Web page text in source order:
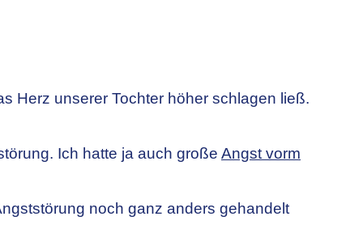
Herz unserer Tochter höher schlagen ließ.
Ich hatte ja auch große Angst vorm
noch ganz anders gehandelt